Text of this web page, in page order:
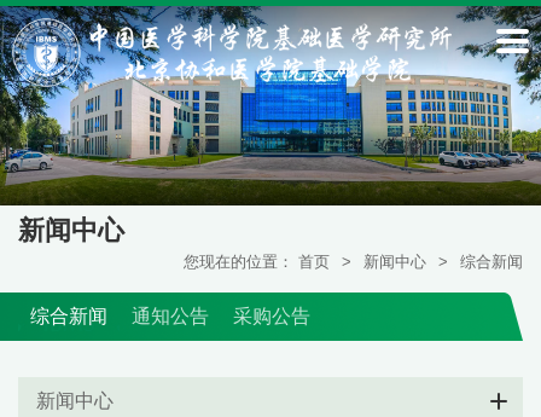
新闻中心
您现在的位置： 首页 > 新闻中心 > 综合新闻
综合新闻 通知公告 采购公告
新闻中心